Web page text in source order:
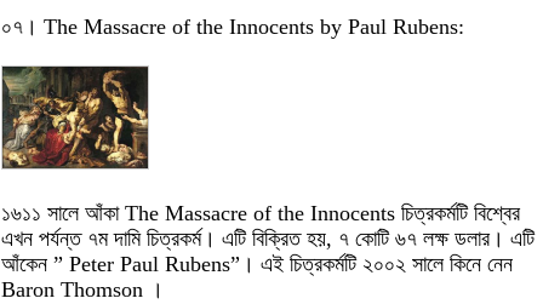
০৭। The Massacre of the Innocents by Paul Rubens:
১৬১১ সালে আঁকা The Massacre of the Innocents চিত্রকর্মটি বিশ্বের
এখন পর্যন্ত ৭ম দামি চিত্রকর্ম। এটি বিক্রিত হয়, ৭ কোটি ৬৭ লক্ষ ডলার। এটি
আঁকেন ” Peter Paul Rubens”। এই চিত্রকর্মটি ২০০২ সালে কিনে নেন
Baron Thomson ।